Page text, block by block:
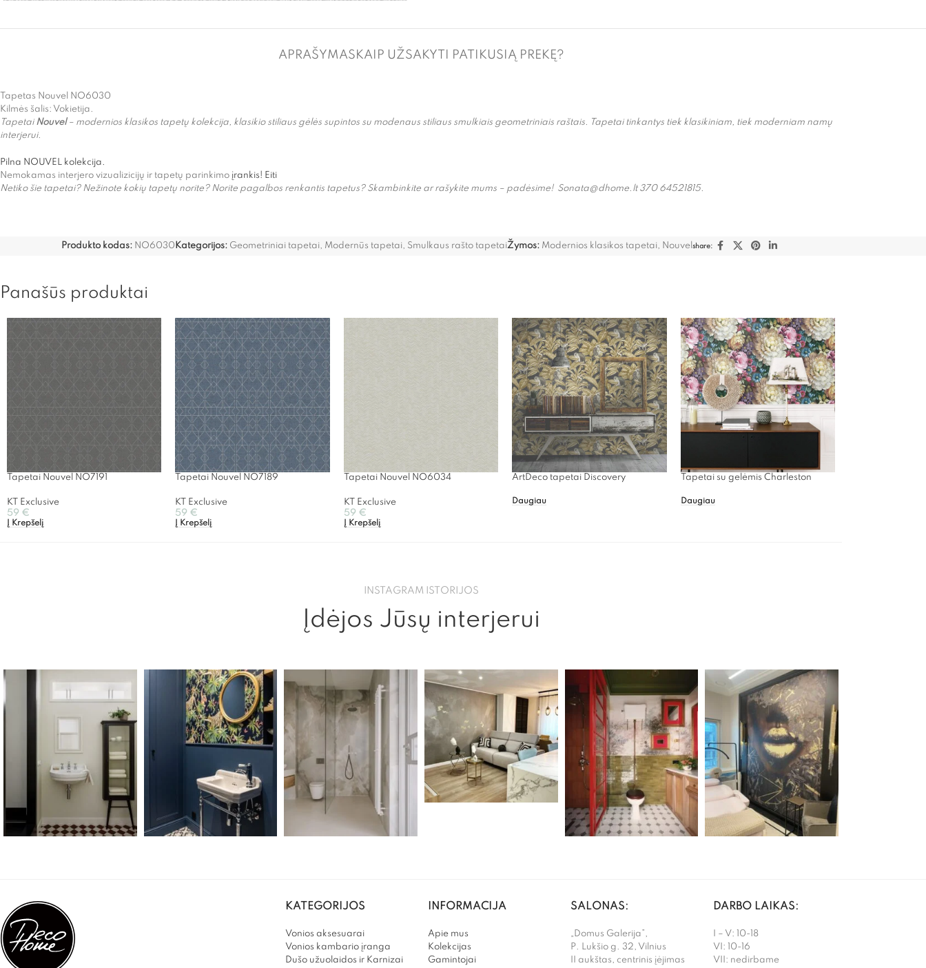
APRAŠYMAS KAIP UŽSAKYTI PATIKUSIĄ PREKĘ?
Tapetas Nouvel NO6030
Kilmės šalis: Vokietija.
Tapetai Nouvel – modernios klasikos tapetų kolekcija, klasikio stiliaus gėlės supintos su modenaus stiliaus smulkiais geometriniais raštais. Tapetai tinkantys tiek klasikiniam, tiek moderniam namų
interjerui.
Pilna NOUVEL kolekcija.
Nemokamas interjero vizualizicijų ir tapetų parinkimo įrankis! Eiti
Netiko šie tapetai? Nežinote kokių tapetų norite? Norite pagalbos renkantis tapetus? Skambinkite ar rašykite mums – padėsime! Sonata@dhome.lt 370 64521815.
Produkto kodas: NO6030 Kategorijos: Geometriniai tapetai, Modernūs tapetai, Smulkaus rašto tapetaiŽymos: Modernios klasikos tapetai, Nouvel share:
Panašūs produktai
Tapetai Nouvel NO7191
KT Exclusive
59 €
Į Krepšelį
Tapetai Nouvel NO7189
KT Exclusive
59 €
Į Krepšelį
Tapetai Nouvel NO6034
KT Exclusive
59 €
Į Krepšelį
ArtDeco tapetai Discovery
Daugiau
Tapetai su gelėmis Charleston
Daugiau
INSTAGRAM ISTORIJOS
Įdėjos Jūsų interjerui
KATEGORIJOS
Vonios aksesuarai
Vonios kambario įranga
Dušo užuolaidos ir Karnizai
INFORMACIJA
Apie mus
Kolekcijas
Gamintojai
SALONAS:
„Domus Galerija”,
P. Lukšio g. 32, Vilnius
II aukštas, centrinis įėjimas
DARBO LAIKAS:
I – V: 10-18
VI: 10-16
VII: nedirbame